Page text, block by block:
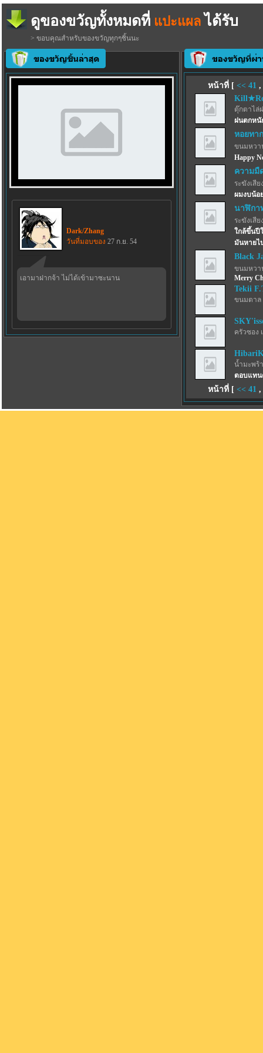
ดูของขวัญทั้งหมดที่ แปะแผล ได้รับ
> ขอบคุณสำหรับของขวัญทุกๆชิ้นนะ
Dark/Zhang
วันที่มอบของ 27 ก.ย. 54
เอามาฝากจ้า ไม่ได้เข้ามาซะนาน
หน้าที่ [ << 41 ,
ตุ๊กตาไล่
ฝนตกหนั
หอยทา
ขนมหวา
Happy
ความมื
ระฆังเสีย
ผมงบน้อ
นาฬิกา
ระฆังเสีย
ใกล้ขึ้นปี
มันหายไป
Black
ขนมหวา
Merry
Tekii
ขนมตาล
ครัวซอง
น้ำมะพร้
ตอบแทน
หน้าที่ [ << 41 ,